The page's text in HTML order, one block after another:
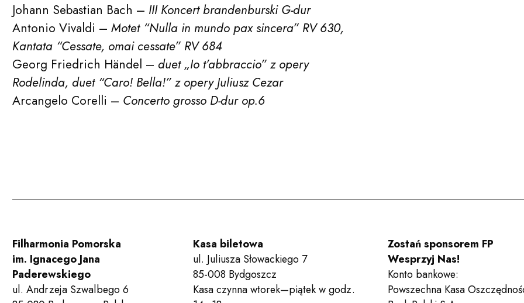
Zespoły
Johann Sebastian Bach – III Koncert brandenburski G-dur
Antonio Vivaldi – Motet “Nulla in mundo pax sincera” RV 630,
Kantata “Cessate, omai cessate” RV 684
Georg Friedrich Händel – duet „Io t’abbraccio” z opery
Rodelinda, duet “Caro! Bella!” z opery Juliusz Cezar
Arcangelo Corelli – Concerto grosso D-dur op.6
Filharmonia Pomorska
im. Ignacego Jana
Paderewskiego
ul. Andrzeja Szwalbego 6
Kasa biletowa
ul. Juliusza Słowackiego 7
85-008 Bydgoszcz
Kasa czynna wtorek—piątek w godz.
Zostań sponsorem FP
Wesprzyj Nas!
Konto bankowe:
Powszechna Kasa